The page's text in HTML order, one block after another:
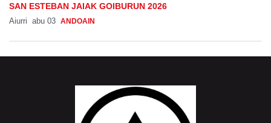
SAN ESTEBAN JAIAK GOIBURUN 2026
Aiurri abu 03 ANDOAIN